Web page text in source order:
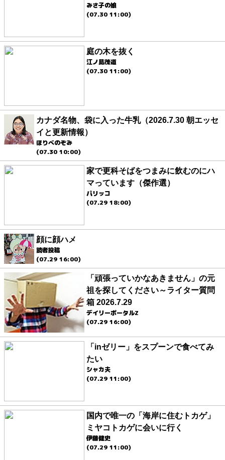
みさ子の娘
(07.30 11:00)
庭の木を抜く
江ノ島茂道
(07.30 11:00)
カナダ名物、袋に入った牛乳（2026.7.30 朝エッセ
イと更新情報）
ほりべのぞみ
(07.30 10:00)
家で更科そばをつまみに飲むのにハ
マっています（傑作選）
パリッコ
(07.29 18:00)
顔に顔ハメ
読者投稿
(07.29 16:00)
「頑張っていかなあきません」の元
祖を探してください～ライター質問
箱 2026.7.29
デイリーポータルZ
(07.29 16:00)
「inゼリー」をスプーンで食べてみ
たい
シャカ夫
(07.29 11:00)
国内で唯一の「海岸に住むトカゲ」
ミヤコトカゲに会いに行く
伊藤健史
(07.29 11:00)